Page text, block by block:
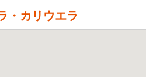
・カリウエラ